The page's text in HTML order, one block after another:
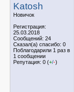
Katosh
Новичок
Регистрация:
25.03.2018
Сообщений: 24
Сказал(а) спасибо: 0
Поблагодарили 1 раз в
1 сообщении
Репутация: 0 (+/-)